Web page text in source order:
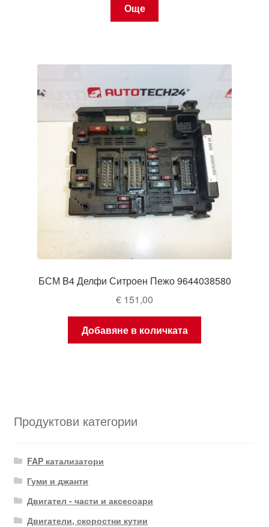
Още
БСМ B4 Делфи Ситроен Пежо 9644038580
€ 151,00
Добавяне в количката
Продуктови категории
FAP катализатори
Гуми и джанти
Двигател - части и аксесоари
Двигатели, скоростни кутии